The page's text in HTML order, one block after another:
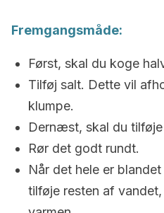
Fremgangsmåde:
Først, skal du koge
Tilføj salt. Dette vil
klumpe.
Dernæst, skal du tilføje
Rør det godt rundt.
Når det hele er
tilføje resten af